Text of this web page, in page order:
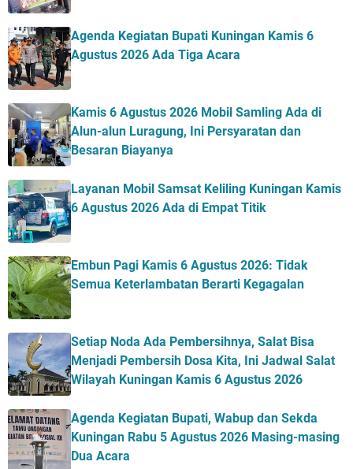
Agenda Kegiatan Bupati Kuningan Kamis 6
Agustus 2026 Ada Tiga Acara
Kamis 6 Agustus 2026 Mobil Samling Ada di
Alun-alun Luragung, Ini Persyaratan dan
Besaran Biayanya
Layanan Mobil Samsat Keliling Kuningan Kamis
6 Agustus 2026 Ada di Empat Titik
Embun Pagi Kamis 6 Agustus 2026: Tidak
Semua Keterlambatan Berarti Kegagalan
Setiap Noda Ada Pembersihnya, Salat Bisa
Menjadi Pembersih Dosa Kita, Ini Jadwal Salat
Wilayah Kuningan Kamis 6 Agustus 2026
Agenda Kegiatan Bupati, Wabup dan Sekda
Kuningan Rabu 5 Agustus 2026 Masing-masing
Dua Acara